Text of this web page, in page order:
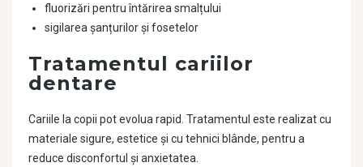
fluorizări pentru întărirea smalțului
sigilarea șanțurilor și fosetelor
Tratamentul cariilor
dentare
Cariile la copii pot evolua rapid. Tratamentul este realizat cu
materiale sigure, estetice și cu tehnici blânde, pentru a
reduce disconfortul și anxietatea.